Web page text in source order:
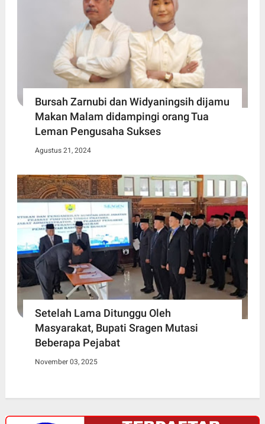
Bursah Zarnubi dan Widyaningsih dijamu
Makan Malam didampingi orang Tua
Leman Pengusaha Sukses
Agustus 21, 2024
Setelah Lama Ditunggu Oleh
Masyarakat, Bupati Sragen Mutasi
Beberapa Pejabat
November 03, 2025